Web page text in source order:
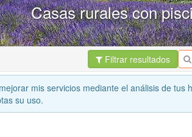
Casas rurales con
Filtrar resultados
mis servicios mediante el análisis de tus
su uso.